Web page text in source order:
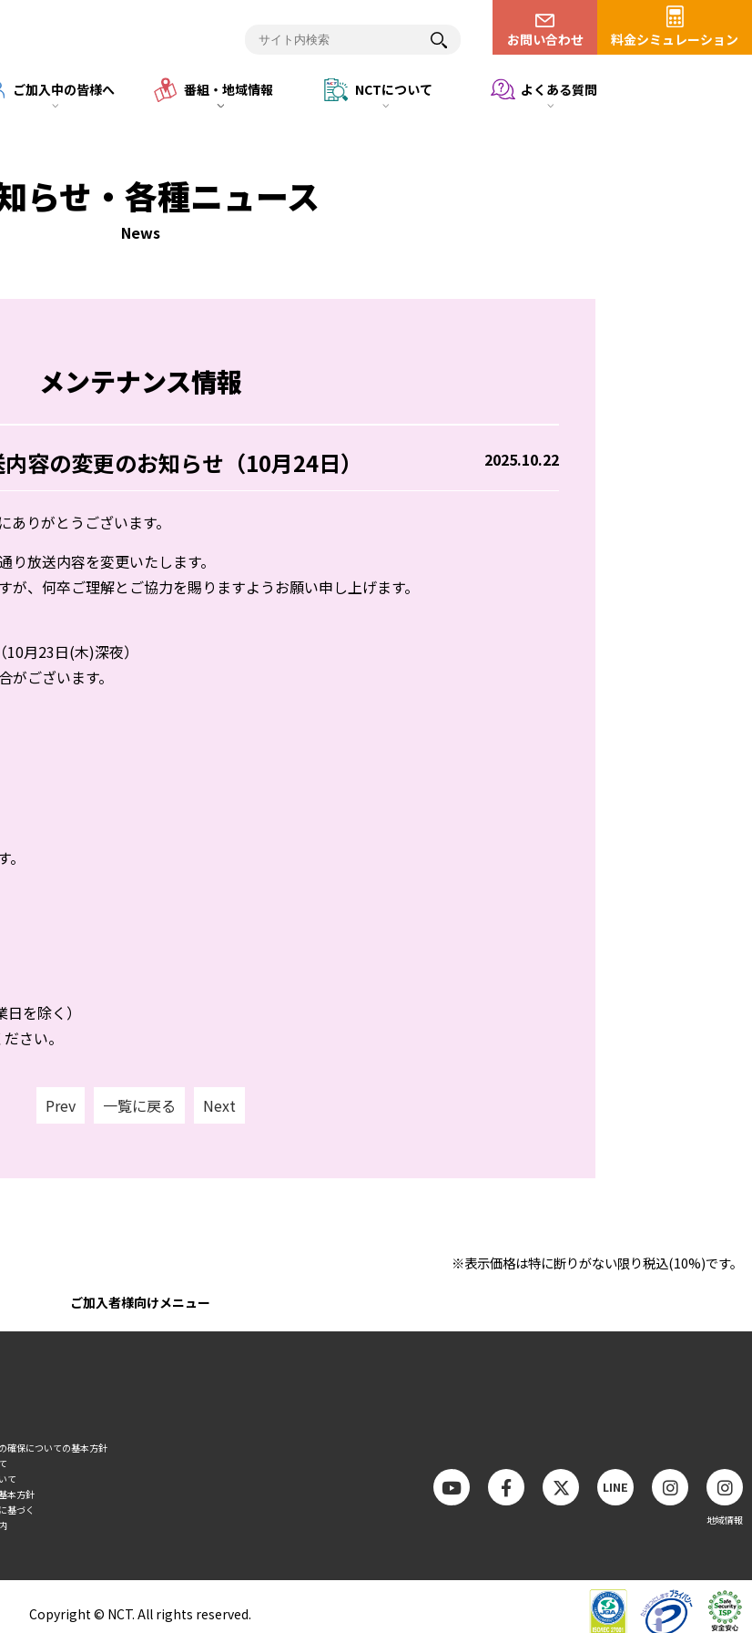
お問い合わせ 料金シミュレーション
ご加入中の皆様へ 番組・地域情報 NCTについて よくある質問
らせ・各種ニュース
News
メンテナンス情報
容の変更のお知らせ（10月24日） 2025.10.22
りがとうございます。
放送内容を変更いたします。
、何卒ご理解とご協力を賜りますようお願い申し上げます。
月23日(木)深夜）
ございます。
を除く）
さい。
Prev 一覧に戻る Next
※表示価格は特に断りがない限り税込(10%)です。
ご加入者様向けメニュー
確保についての基本方針
て
本方針
基づく
LINE
地域情報
Copyright © NCT. All rights reserved.